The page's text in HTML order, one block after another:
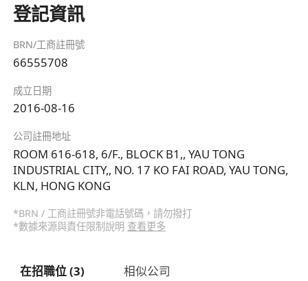
登記資訊
BRN/工商註冊號
66555708
成立日期
2016-08-16
公司註冊地址
ROOM 616-618, 6/F., BLOCK B1,, YAU TONG
INDUSTRIAL CITY,, NO. 17 KO FAI ROAD, YAU TONG,
KLN, HONG KONG
*BRN / 工商註冊號非電話號碼，請勿撥打
*數據來源與責任限制說明 查看更多
在招職位 (3) 相似公司